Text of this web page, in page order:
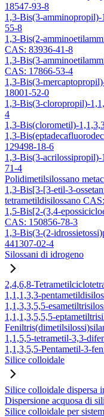
18547-93-8
1,3-Bis(3-
55-8
1,3-Bis(2-
CAS: 83936-41-8
1,3-Bis(3-
CAS: 17866-53-4
1,3-Bis(3-
18001-52-0
1,3-Bis(3-cloropropil)-
4
1,3-Bis(clorometil)-
1,3-
129498-18-6
1,3-Bis(3-
71-4
Polidimetilsilossano
1,3-Bis[3-[3-etil-3-
tetrametildisilossano
1,5-Bis[2-(3,4-
CAS: 150856-78-3
1,3-Bis(3-(2-
441307-02-4
Silossani di idrogeno
2,4,6,8-
1,1,1,3,3-
1,1,3,3,5,5-
1,1,1,3,5,5,5-
1,1,5,5-tetrametil-3,3-
1,1,3,5,5-Pentametil-3-
Silice colloidale
Silice colloidale dispersa
Dispersione acquosa di
Silice colloidale per